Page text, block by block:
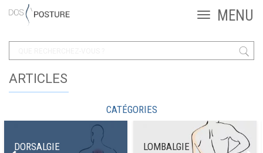
ARTICLES
CATÉGORIES
DORSALGIE LOMBALGIE